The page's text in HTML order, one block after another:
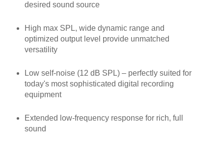
desired sound source
High max SPL, wide dynamic range and
optimized output level provide unmatched
versatility
Low self-noise (12 dB SPL) – perfectly suited for
today's most sophisticated digital recording
equipment
Extended low-frequency response for rich, full
sound